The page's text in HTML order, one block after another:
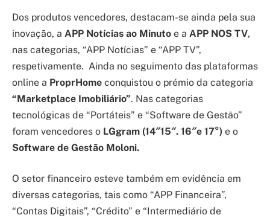
Dos produtos vencedores, destacam-se ainda pela sua
inovação, a APP Notícias ao Minuto e a APP NOS TV,
nas categorias, “APP Notícias” e “APP TV”,
respetivamente. Ainda no seguimento das plataformas
online a ProprHome conquistou o prémio da categoria
“Marketplace Imobiliário”. Nas categorias
tecnológicas de “Portáteis” e “Software de Gestão”
foram vencedores o LGgram (14″15″. 16″e 17°) e o
Software de Gestão Moloni.
O setor financeiro esteve também em evidência em
diversas categorias, tais como “APP Financeira”,
“Contas Digitais”, “Crédito” e “Intermediário de